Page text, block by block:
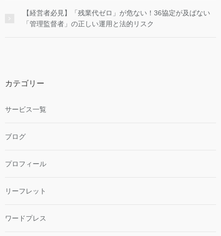
【経営者必見】「残業代ゼロ」が危ない！36協定が及ばない
「管理監督者」の正しい運用と法的リスク
カテゴリー
サービス一覧
ブログ
プロフィール
リーフレット
ワードプレス